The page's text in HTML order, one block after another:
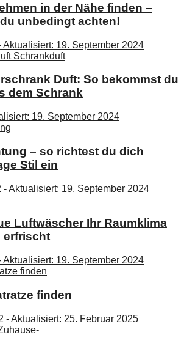
in der Nähe finden –
unbedingt achten!
Aktualisiert: 19. September 2024
Duft: So bekommst du
dem Schrank
19. September 2024
– so richtest du dich
Stil ein
- Aktualisiert: 19. September 2024
Luftwäscher Ihr Raumklima
erfrischt
Aktualisiert: 19. September 2024
finden
- Aktualisiert: 25. Februar 2025